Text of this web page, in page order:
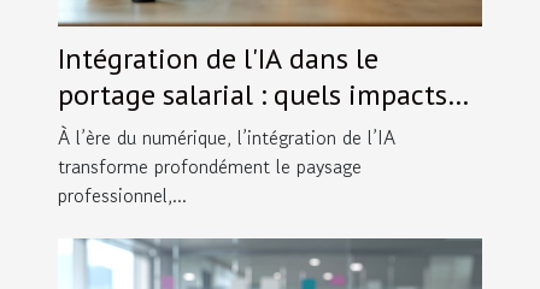
Intégration de l'IA dans le
portage salarial : quels impacts
pour les indépendants ?
À l’ère du numérique, l’intégration de l’IA
transforme profondément le paysage
professionnel,...